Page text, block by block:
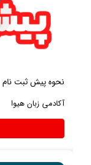
نحوه پیش ثبت نام
آکادمی زبان هیوا